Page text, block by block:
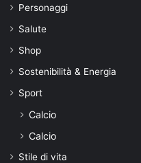
Personaggi
Salute
Shop
Sostenibilità & Energia
Sport
Calcio
Calcio
Stile di vita